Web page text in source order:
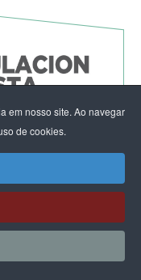
em nosso site. Ao navegar
de cookies.